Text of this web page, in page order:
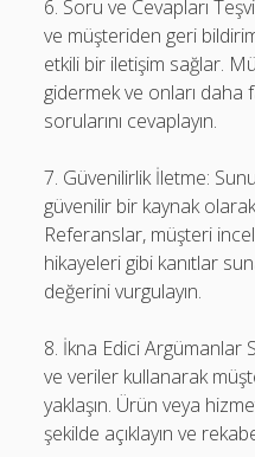
6. Soru ve Cevapları
ve müşteriden geri
etkili bir iletişim sağlar.
gidermek ve onları daha
sorularını cevaplayın.
7. Güvenilirlik İletme:
güvenilir bir kaynak
Referanslar, müşteri
hikayeleri gibi kanıtlar
değerini vurgulayın.
8. İkna Edici Argümanlar
ve veriler kullanarak
yaklaşın. Ürün veya
şekilde açıklayın ve